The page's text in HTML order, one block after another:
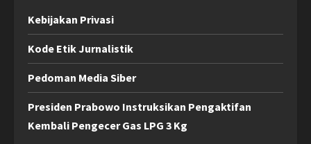
Kebijakan Privasi
Kode Etik Jurnalistik
Pedoman Media Siber
Presiden Prabowo Instruksikan Pengaktifan
Kembali Pengecer Gas LPG 3 Kg